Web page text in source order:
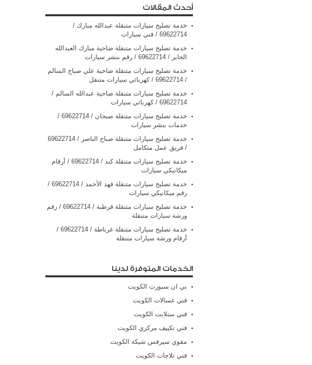
أحدث المقالات
خدمة تصليح سيارات متنقلة عبدالله مبارك /
69622714‬ / فني سيارات
خدمة تصليح سيارات متنقلة ضاحية مبارك العبدالله
الجابر / 69622714‬ / رقم بنشر سيارات
خدمة تصليح سيارات متنقلة ضاحية علي صباح السالم
/ 69622714‬ / كهربائي سيارات متنقل
خدمة تصليح سيارات متنقلة ضاحية عبدالله السالم /
69622714‬ / كهربائي سيارات
خدمة تصليح سيارات متنقلة صبحان / 69622714‬ /
خدمات بنشر سيارات
/ فريق عمل متكامل
خدمة تصليح سيارات متنقلة كبد / 69622714‬ / أرقام
ميكانيكي سيارات
خدمة تصليح سيارات متنقلة فهد الأحمد / 69622714‬ /
رقم ميكانيكي سيارات
خدمة تصليح سيارات متنقلة قرطبة / 69622714‬ / رقم
ورشة سيارات متنقلة
خدمة تصليح سيارات متنقلة غرناطة / 69622714‬ /
أرقام ورشة سيارات متنقلة
الخدمات المتوفرة لدينا
بي ان سبورت الكويت
فني غسالات الكويت
فني ستلايت الكويت
فني تكييف مركزي الكويت
مقوي سيرفس شيكة الكويت
فني ثلاجات الكويت